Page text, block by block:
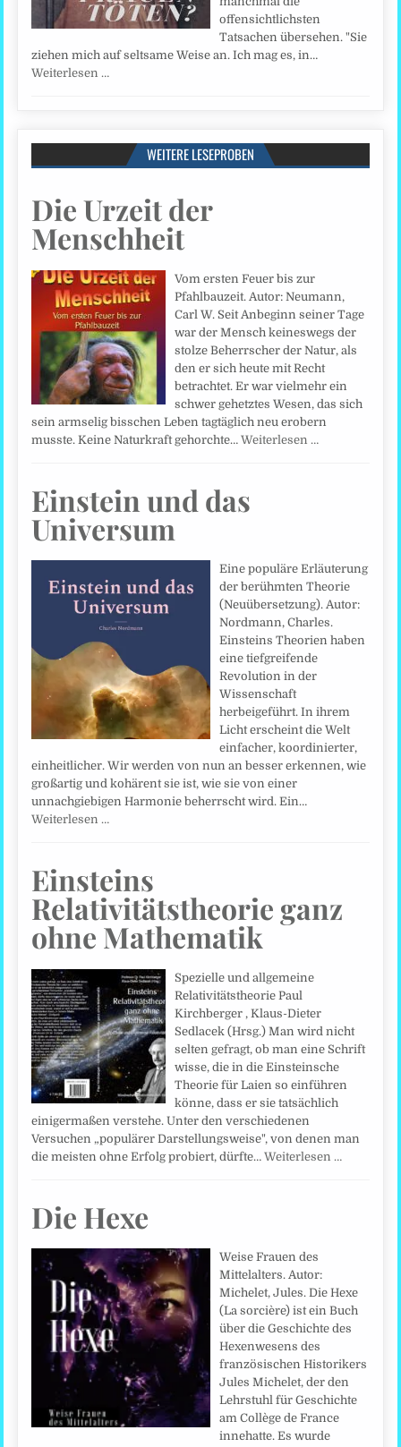
offensichtlichsten
Tatsachen übersehen. "Sie
ziehen mich auf seltsame Weise an. Ich mag es, in…
Weiterlesen …
WEITERE LESEPROBEN
Die Urzeit der
Menschheit
Vom ersten Feuer bis zur
Pfahlbauzeit. Autor: Neumann,
Carl W. Seit Anbeginn seiner Tage
war der Mensch keineswegs der
stolze Beherrscher der Natur, als
den er sich heute mit Recht
betrachtet. Er war vielmehr ein
schwer gehetztes Wesen, das sich
sein armselig bisschen Leben tagtäglich neu erobern
musste. Keine Naturkraft gehorchte…Weiterlesen …
Einstein und das
Universum
Eine populäre Erläuterung
der berühmten Theorie
(Neuübersetzung). Autor:
Nordmann, Charles.
Einsteins Theorien haben
eine tiefgreifende
Revolution in der
Wissenschaft
herbeigeführt. In ihrem
Licht erscheint die Welt
einfacher, koordinierter,
einheitlicher. Wir werden von nun an besser erkennen, wie
großartig und kohärent sie ist, wie sie von einer
unnachgiebigen Harmonie beherrscht wird. Ein…
Weiterlesen …
Einsteins
Relativitätstheorie ganz
ohne Mathematik
Spezielle und allgemeine
Relativitätstheorie Paul
Kirchberger , Klaus-Dieter
Sedlacek (Hrsg.) Man wird nicht
selten gefragt, ob man eine Schrift
wisse, die in die Einsteinsche
Theorie für Laien so einführen
könne, dass er sie tatsächlich
einigermaßen verstehe. Unter den verschiedenen
Versuchen „populärer Darstellungsweise", von denen man
die meisten ohne Erfolg probiert, dürfte…Weiterlesen …
Die Hexe
Weise Frauen des
Mittelalters. Autor:
Michelet, Jules. Die Hexe
(La sorcière) ist ein Buch
über die Geschichte des
Hexenwesens des
französischen Historikers
Jules Michelet, der den
Lehrstuhl für Geschichte
am Collège de France
innehatte. Es wurde